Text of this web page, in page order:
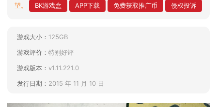
望。
BK游戏盒 APP下载 免费获取推广币 侵权投诉
游戏大小： 125GB
游戏评价： 特别好评
游戏版本： v1.11.221.0
发行日期： 2015 年 11 月 10 日